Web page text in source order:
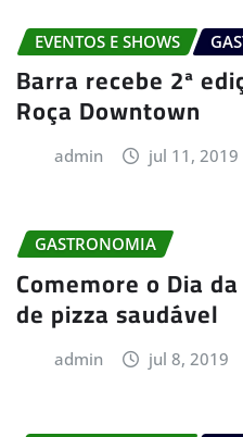
EVENTOS E SHOWS
Barra recebe 2ª
Roça Downtown
admin jul 11, 2019
GASTRONOMIA
Comemore o Dia
de pizza saudável
admin jul 8, 2019